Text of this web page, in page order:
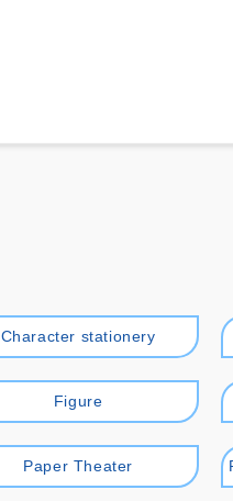
Character stationery
Figure
Paper Theater